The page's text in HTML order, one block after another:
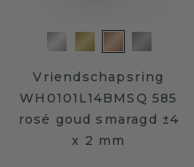
Vriendschapsring
WH0101L14BMSQ 585
rosé goud smaragd ±4
x 2 mm